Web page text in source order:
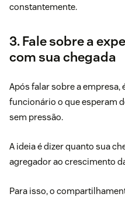
constantemente.
3. Fale sobre a
com sua chegada
Após falar sobre a empresa,
funcionário o que esperam
sem pressão.
A ideia é dizer quanto sua
agregador ao crescimento
Para isso, o